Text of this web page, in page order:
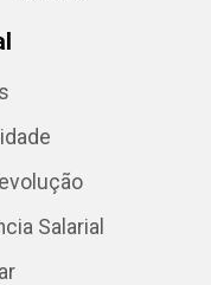
Salarial